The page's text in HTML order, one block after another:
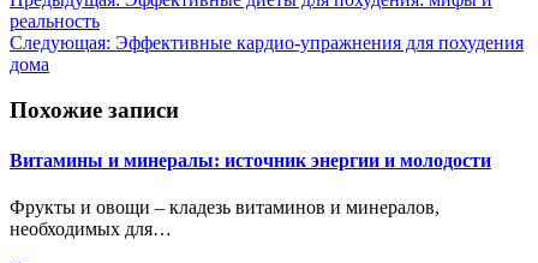
по
записям
реальность
Следующая: Эффективные кардио-упражнения для похудения
дома
Похожие записи
Витамины и минералы: источник энергии и молодости
Фрукты и овощи – кладезь витаминов и минералов,
необходимых для…